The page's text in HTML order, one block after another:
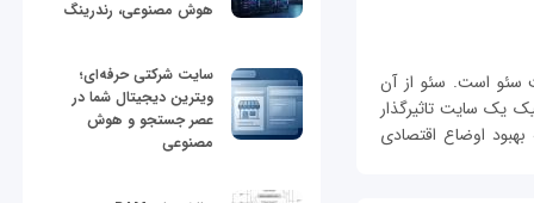
سئو است. سئو از آن
یک سایت تاثیرگذار
اوضاع اقتصادی
هوش مصنوعی، رندرینگ
سایت شرکتی حرفه‌ای؛
ویترین دیجیتال شما در
عصر جستجو و هوش
مصنوعی